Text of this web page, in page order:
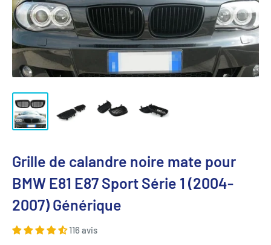
Grille de calandre noire mate pour
BMW E81 E87 Sport Série 1 (2004-
2007) Générique
116 avis